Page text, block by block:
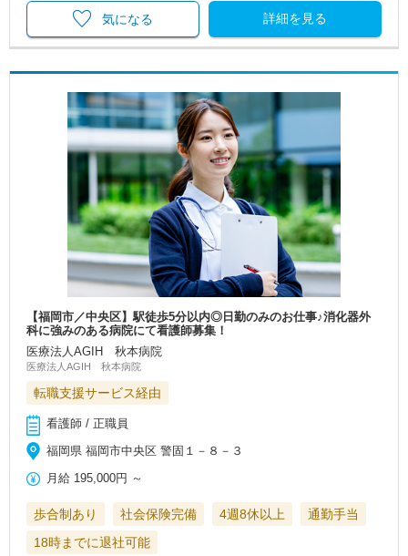
詳細を見る
気になる
【福岡市／中央区】駅徒歩5分以内◎日勤のみのお仕事♪消化器外
科に強みのある病院にて看護師募集！
医療法人AGIH 秋本病院
医療法人AGIH 秋本病院
転職支援サービス経由
看護師 / 正職員
福岡県 福岡市中央区 警固１－８－３
月給 195,000円 ～
歩合制あり 社会保険完備 4週8休以上
通勤手当
18時までに退社可能